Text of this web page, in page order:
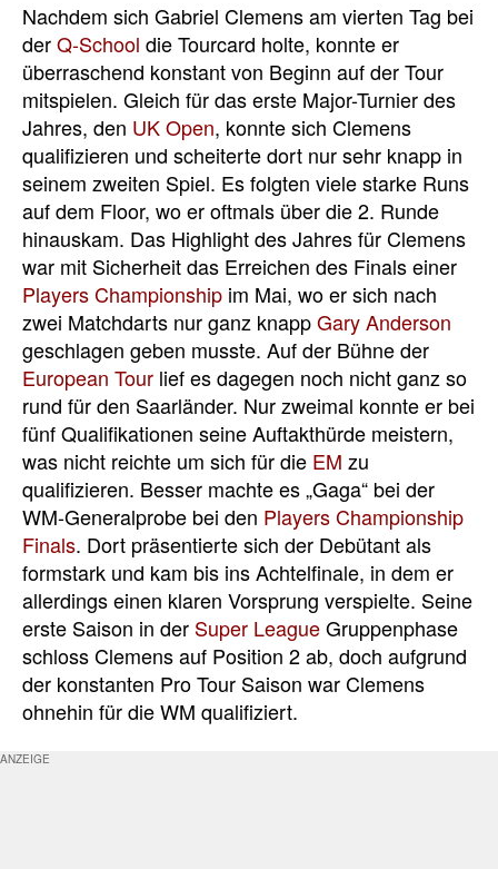
Nachdem sich Gabriel Clemens am vierten Tag bei
derQ-School die Tourcard holte, konnte er
überraschend konstant von Beginn auf der Tour
mitspielen. Gleich für das erste Major-Turnier des
Jahres, den UK Open, konnte sich Clemens
qualifizieren und scheiterte dort nur sehr knapp in
seinem zweiten Spiel. Es folgten viele starke Runs
auf dem Floor, wo er oftmals über die 2. Runde
hinauskam. Das Highlight des Jahres für Clemens
war mit Sicherheit das Erreichen des Finals einer
Players Championship im Mai, wo er sich nach
zwei Matchdarts nur ganz knappGary Anderson
geschlagen geben musste. Auf der Bühne der
European Tour lief es dagegen noch nicht ganz so
rund für den Saarländer. Nur zweimal konnte er bei
fünf Qualifikationen seine Auftakthürde meistern,
was nicht reichte um sich für die EM zu
qualifizieren. Besser machte es „Gaga“ bei der
WM-Generalprobe bei den Players Championship
Finals. Dort präsentierte sich der Debütant als
formstark und kam bis ins Achtelfinale, in dem er
allerdings einen klaren Vorsprung verspielte. Seine
erste Saison in der Super LeagueGruppenphase
schloss Clemens auf Position 2 ab, doch aufgrund
der konstanten Pro Tour Saison war Clemens
ohnehin für die WM qualifiziert.